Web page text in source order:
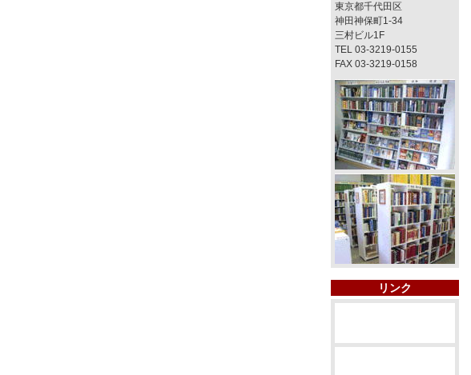
東京都千代田区
神田神保町1-34
三村ビル1F
TEL 03-3219-0155
FAX 03-3219-0158
リンク